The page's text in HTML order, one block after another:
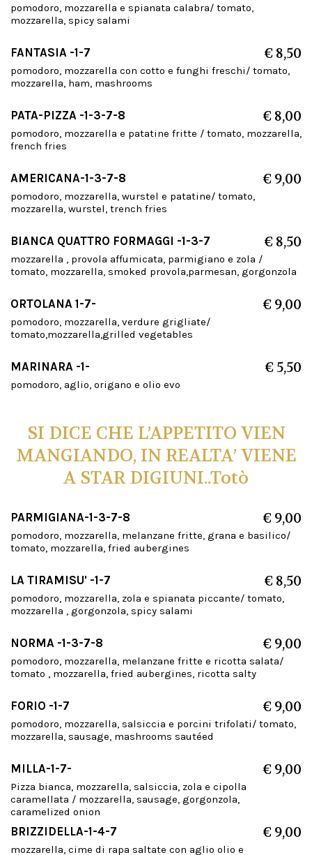
pomodoro, mozzarella e spianata calabra/ tomato,
mozzarella, spicy salami
FANTASIA -1-7
pomodoro, mozzarella con cotto e funghi freschi/ tomato,
mozzarella, ham, mashrooms
€ 8,50
PATA-PIZZA -1-3-7-8
pomodoro, mozzarella e patatine fritte / tomato, mozzarella,
french fries
€ 8,00
AMERICANA-1-3-7-8
pomodoro, mozzarella, wurstel e patatine/ tomato,
mozzarella, wurstel, trench fries
€ 9,00
BIANCA QUATTRO FORMAGGI -1-3-7
mozzarella , provola affumicata, parmigiano e zola /
tomato, mozzarella, smoked provola,parmesan, gorgonzola
€ 8,50
ORTOLANA 1-7-
pomodoro, mozzarella, verdure grigliate/
tomato,mozzarella,grilled vegetables
€ 9,00
MARINARA -1-
pomodoro, aglio, origano e olio evo
€ 5,50
SI DICE CHE L’APPETITO VIEN
MANGIANDO, IN REALTA’ VIENE
A STAR DIGIUNI..Totò
PARMIGIANA-1-3-7-8
pomodoro, mozzarella, melanzane fritte, grana e basilico/
tomato, mozzarella, fried aubergines
€ 9,00
LA TIRAMISU' -1-7
pomodoro, mozzarella, zola e spianata piccante/ tomato,
mozzarella , gorgonzola, spicy salami
€ 8,50
NORMA -1-3-7-8
pomodoro, mozzarella, melanzane fritte e ricotta salata/
tomato , mozzarella, fried aubergines, ricotta salty
€ 9,00
FORIO -1-7
pomodoro, mozzarella, salsiccia e porcini trifolati/ tomato,
mozzarella, sausage, mashrooms sautéed
€ 9,00
MILLA-1-7-
Pizza bianca, mozzarella, salsiccia, zola e cipolla
caramellata / mozzarella, sausage, gorgonzola,
caramelized onion
€ 9,00
BRIZZIDELLA-1-4-7
mozzarella, cime di rapa saltate con aglio olio e
€ 9,00